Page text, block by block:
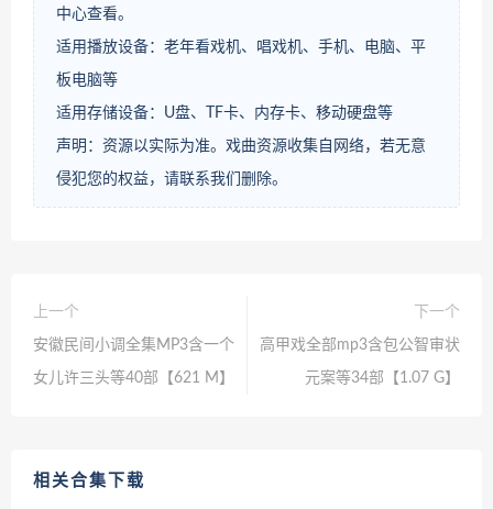
中心查看。
适用播放设备：老年看戏机、唱戏机、手机、电脑、平
板电脑等
适用存储设备：U盘、TF卡、内存卡、移动硬盘等
声明：资源以实际为准。戏曲资源收集自网络，若无意
侵犯您的权益，请联系我们删除。
上一个
安徽民间小调全集MP3含一个
女儿许三头等40部【621 M】
下一个
高甲戏全部mp3含包公智审状
元案等34部【1.07 G】
相关合集下载